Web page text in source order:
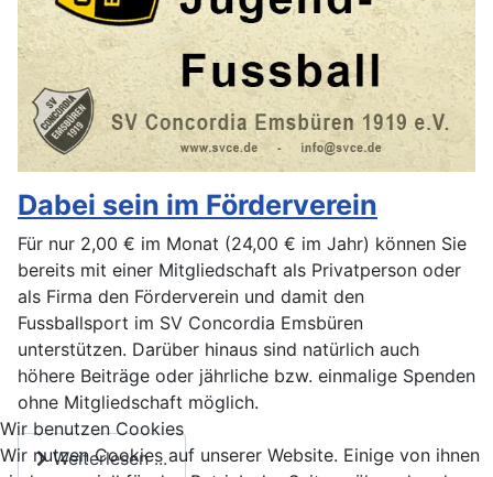
Dabei sein im Förderverein
Für nur 2,00 € im Monat (24,00 € im Jahr) können Sie
bereits mit einer Mitgliedschaft als Privatperson oder
als Firma den Förderverein und damit den
Fussballsport im SV Concordia Emsbüren
unterstützen. Darüber hinaus sind natürlich auch
höhere Beiträge oder jährliche bzw. einmalige Spenden
ohne Mitgliedschaft möglich.
Weiterlesen ...
Wir benutzen Cookies
Wir nutzen Cookies auf unserer Website. Einige von ihnen